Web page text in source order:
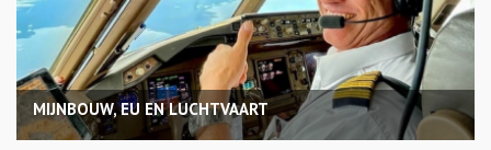
MIJNBOUW, EU EN LUCHTVAART